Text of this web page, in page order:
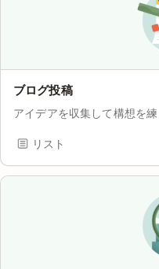
ブログ投稿
アイデアを収集して構想を
リスト